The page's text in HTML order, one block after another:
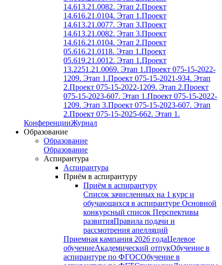
14.613.21.0082. Этап 2.Проект
14.616.21.0104. Этап 1.Проект
14.613.21.0077. Этап 3.Проект
14.613.21.0082. Этап 3.Проект
14.616.21.0104. Этап 2.Проект
05.616.21.0118. Этап 1.Проект
05.619.21.0012. Этап 1.Проект
13.2251.21.0069. Этап 1.Проект 075-15-2022-
1209. Этап 1.Проект 075-15-2021-934. Этап
2.Проект 075-15-2022-1209. Этап 2.Проект
075-15-2023-607. Этап 1.Проект 075-15-2022-
1209. Этап 3.Проект 075-15-2023-607. Этап
2.Проект 075-15-2025-662. Этап 1.
КонференцииЖурнал
Образование
Образование
Образование
Аспирантура
Аспирантура
Приём в аспирантуру
Приём в аспирантуру
Список зачисленных на 1 курс и
обучающихся в аспирантуре Основной
конкурсный список Перспективы
развитияПравила подачи и
рассмотрения апелляций
Приемная кампания 2026 годаЦелевое
обучениеАкадемический отпукОбучение в
аспирантуре по ФГОСОбучение в